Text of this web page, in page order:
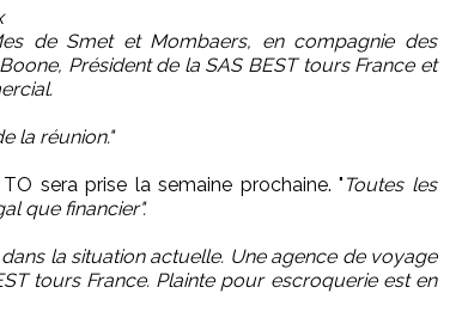
de Smet et Mombaers, en compagnie des
Président de la SAS BEST tours France et
la réunion."
sera prise la semaine prochaine. " Toutes les
que financier".
la situation actuelle. Une agence de voyage
tours France. Plainte pour escroquerie est en